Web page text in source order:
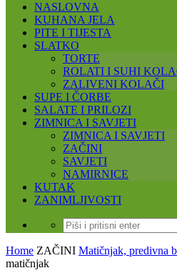
NASLOVNA
KUHANA JELA
PITE I TIJESTA
SLATKO
TORTE
ROLATI I SUHI
ZALIVENI KOLAČI
SUPE I ČORBE
SALATE I PRILOZI
ZIMNICA I SAVJETI
ZIMNICA I SAVJETI
ZAČINI
SAVJETI
NAMIRNICE
KUTAK
ZANIMLJIVOSTI
Home ZAČINI Matičnjak, predivna
matičnjak